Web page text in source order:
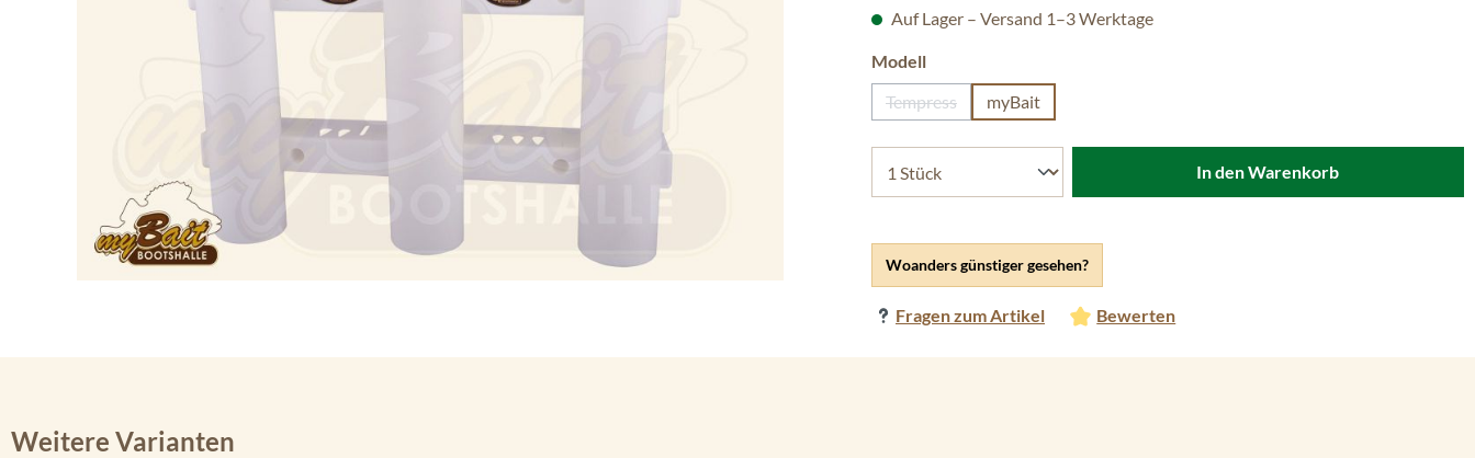
Woanders günstiger gesehen?
Fragen zum Artikel Bewerten
Auf Lager – Versand 1–3 Werktage
Modellauswählen
Tempress
(Diese Option ist zurzeit nicht verfügbar.)
myBait
In den Warenkorb
Weitere Varianten